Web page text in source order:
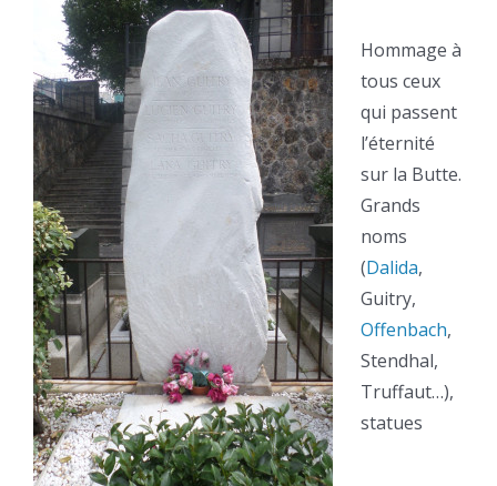
Hommage à
tous ceux
qui passent
l’éternité
sur la Butte.
Grands
noms
(Dalida,
Guitry,
Offenbach,
Stendhal,
Truffaut…),
statues